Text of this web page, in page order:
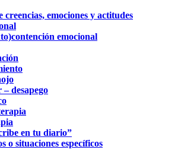
creencias, emociones y actitudes
emocional
desapego
en tu diario”
o situaciones específicos